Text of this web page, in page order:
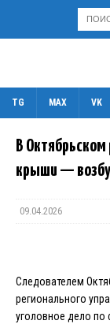
TG MAX VK
В Октябрьском
крыши —
09.04.2026
Следователем
регионального
уголовное дело по